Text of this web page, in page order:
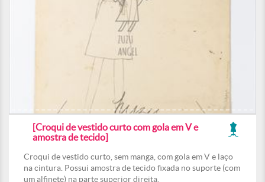
[Croqui de vestido curto com gola em V e
amostra de tecido]
Croqui de vestido curto, sem manga, com gola em V e laço
na cintura. Possui amostra de tecido fixada no suporte (com
um alfinete) na parte superior direita.